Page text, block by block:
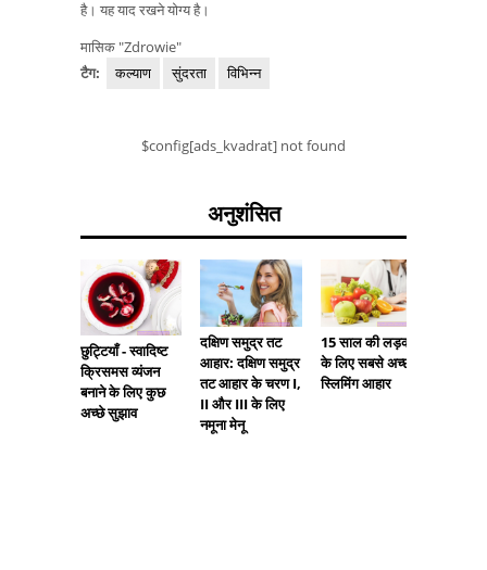
है। यह याद रखने योग्य है।
मासिक "Zdrowie"
टैग:
कल्याण सुंदरता विभिन्न
$config[ads_kvadrat] not found
अनुशंसित
छुट्टियाँ - स्वादिष्ट
क्रिसमस व्यंजन
बनाने के लिए कुछ
अच्छे सुझाव
दक्षिण समुद्र तट
आहार: दक्षिण समुद्र
तट आहार के चरण I,
II और III के लिए
नमूना मेनू
15 साल की लड़की
के लिए सबसे अच्छा
स्लिमिंग आहार